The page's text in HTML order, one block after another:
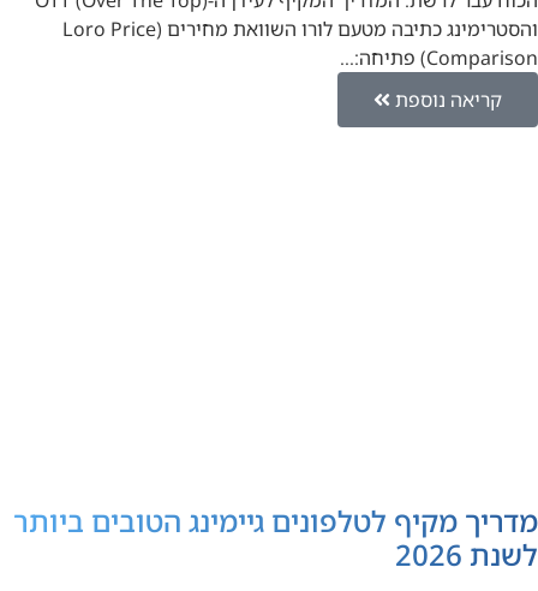
והסטרימינג כתיבה מטעם לורו השוואת מחירים (Loro Price
Comparison) פתיחה:…
קריאה נוספת
מדריך מקיף לטלפונים גיימינג הטובים ביותר
לשנת 2026